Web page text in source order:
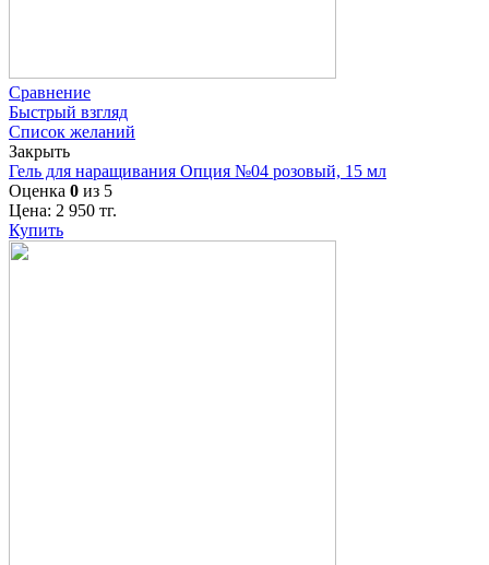
Сравнение
Быстрый взгляд
Список желаний
Закрыть
Гель для наращивания Опция №04 розовый, 15 мл
Оценка 0 из 5
Цена: 2 950 тг.
Купить